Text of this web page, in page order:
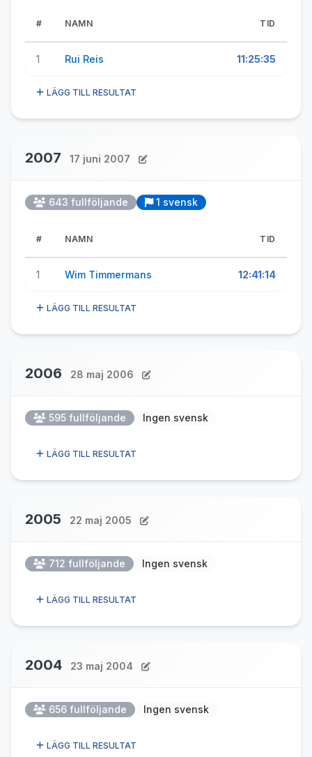
# NAMN TID
1 Rui Reis 11:25:35
LÄGG TILL RESULTAT
2007 17 juni 2007
643 fullföljande 1 svensk
# NAMN TID
1 Wim Timmermans 12:41:14
LÄGG TILL RESULTAT
2006 28 maj 2006
595 fullföljande Ingen svensk
LÄGG TILL RESULTAT
2005 22 maj 2005
712 fullföljande Ingen svensk
LÄGG TILL RESULTAT
2004 23 maj 2004
656 fullföljande Ingen svensk
LÄGG TILL RESULTAT